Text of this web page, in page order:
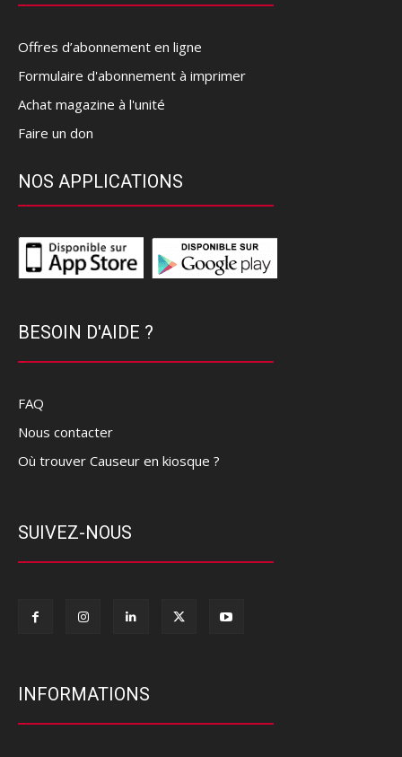
Offres d’abonnement en ligne
Formulaire d'abonnement à imprimer
Achat magazine à l'unité
Faire un don
NOS APPLICATIONS
BESOIN D'AIDE ?
FAQ
Nous contacter
Où trouver Causeur en kiosque ?
SUIVEZ-NOUS
INFORMATIONS